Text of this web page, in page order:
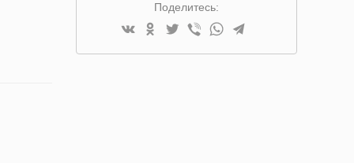
Поделитесь: